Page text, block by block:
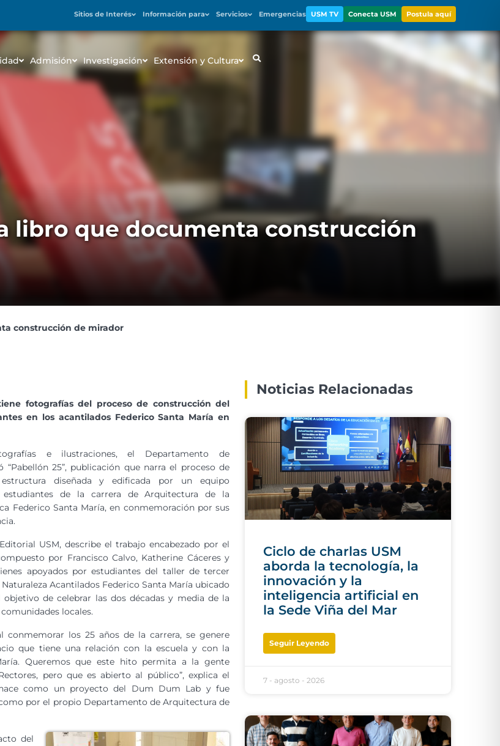
Sitios de Interés Información para Servicios Emergencias USM TV Conecta USM Postula aquí
Admisión Investigación Extensión y Cultura
libro que documenta construcción
construcción de mirador
fotografías del proceso de construcción del
en los acantilados Federico Santa María en
e ilustraciones, el Departamento de
“Pabellón 25”, publicación que narra el proceso de
diseñada y edificada por un equipo
de la carrera de Arquitectura de la
Federico Santa María, en conmemoración por sus
USM, describe el trabajo encabezado por el
por Francisco Calvo, Katherine Cáceres y
apoyados por estudiantes del taller de tercer
Acantilados Federico Santa María ubicado
de celebrar las dos décadas y media de la
locales.
conmemorar los 25 años de la carrera, se genere
que tiene una relación con la escuela y con la
Queremos que este hito permita a la gente
pero que es abierto al público”, explica el
como un proyecto del Dum Dum Lab y fue
por el propio Departamento de Arquitectura de
del
Noticias Relacionadas
Ciclo de charlas USM
aborda la tecnología, la
innovación y la
inteligencia artificial en
la Sede Viña del Mar
Seguir Leyendo
7 - agosto - 2026